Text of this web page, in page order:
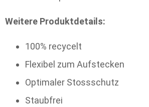
Weitere Produktdetails:
100% recycelt
Flexibel zum Aufstecken
Optimaler Stossschutz
Staubfrei